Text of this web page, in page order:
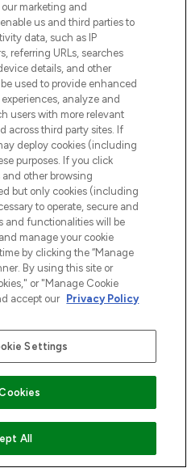
WINKELMANDJE
is de ultieme online
Europa, met de
haarproducten en
200 topmerken.
de app, met gratis
vanaf €40.
My Personal
marketing and
us and third parties to
data, such as IP
referring URLs, searches
details, and other
used to provide enhanced
analyze and
users with more relevant
across third party sites. If
deploy cookies (including
purposes. If you click
and other browsing
but only cookies (including
to operate, secure and
and functionalities will be
manage your cookie
by clicking the “Manage
By using this site or
or "Manage Cookie
accept our Privacy Policy
Settings
All